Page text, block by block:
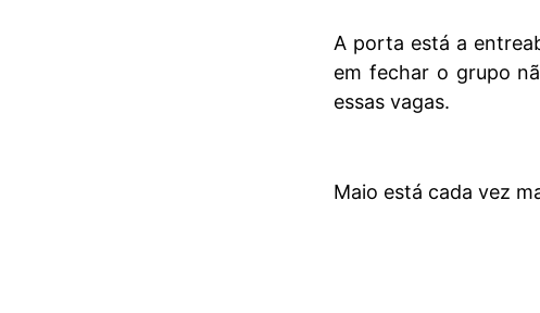
A porta está a
em fechar o grupo
essas vagas.
Maio está cada vez